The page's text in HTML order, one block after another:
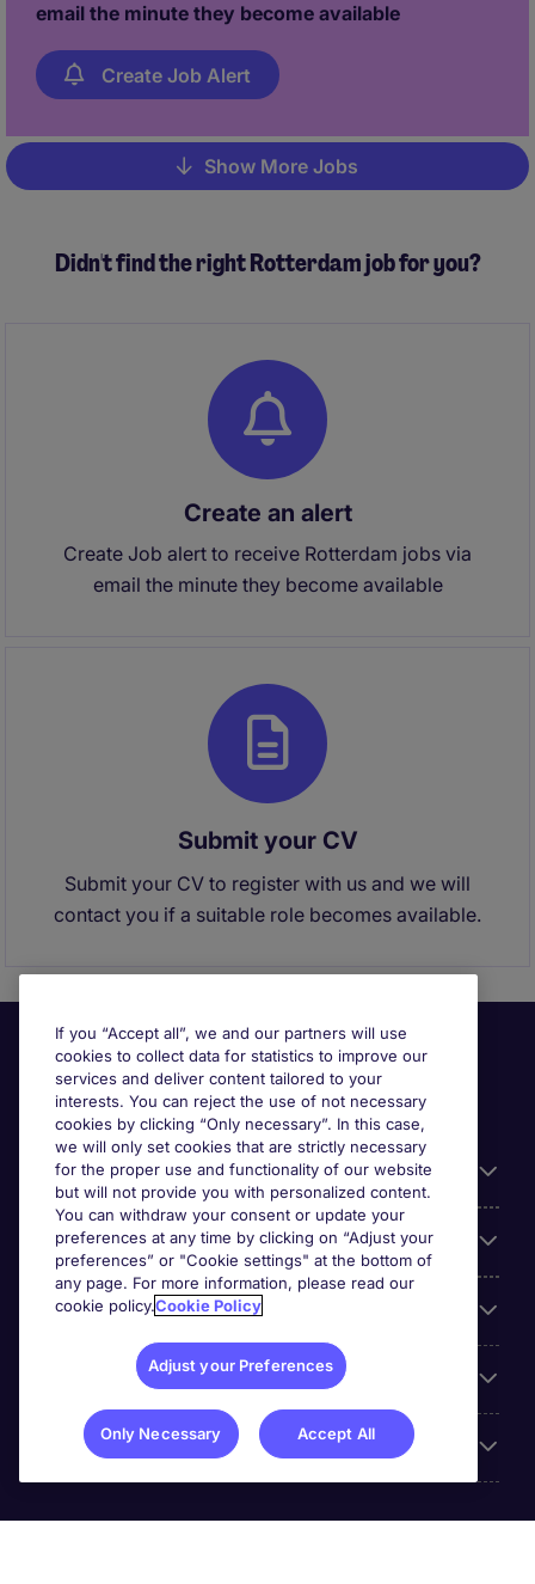
email the minute they become available
Create Job Alert
Pagination
Show More Jobs
Didn't find the right Rotterdam job for you?
Create an alert
Create Job alert to receive Rotterdam jobs via
email the minute they become available
Submit your CV
Submit your CV to register with us and we will
contact you if a suitable role becomes available.
Useful information
Our Expertise
Google Rating
Mobile apps
About Michael Page
If you “Accept all”, we and our partners will use
cookies to collect data for statistics to improve our
services and deliver content tailored to your
interests. You can reject the use of not necessary
cookies by clicking “Only necessary”. In this case,
we will only set cookies that are strictly necessary
for the proper use and functionality of our website
but will not provide you with personalized content.
You can withdraw your consent or update your
preferences at any time by clicking on “Adjust your
preferences” or "Cookie settings" at the bottom of
any page. For more information, please read our
cookie policy.Cookie Policy
Adjust your Preferences
Only Necessary Accept All